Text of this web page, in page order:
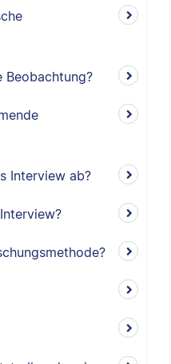
Beobachtung?
Interview ab?